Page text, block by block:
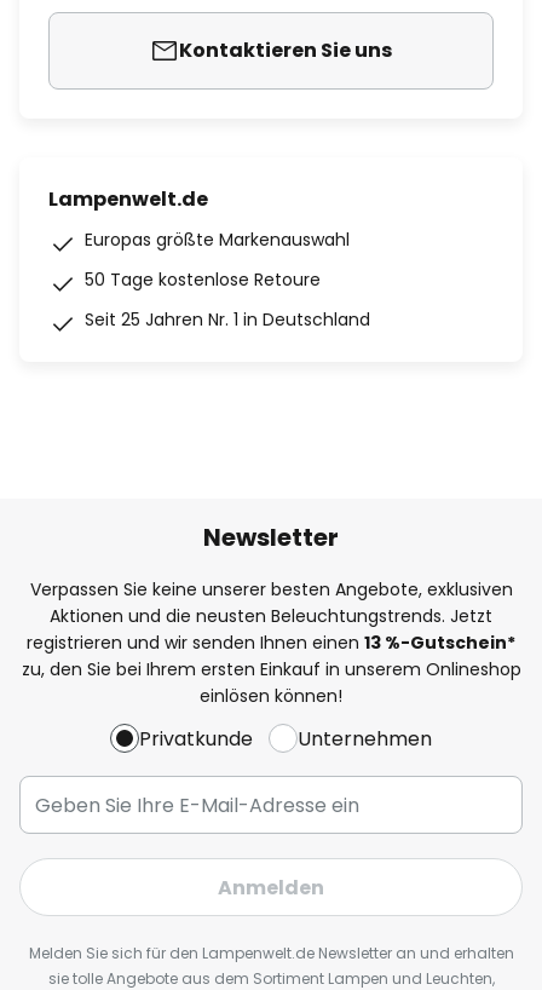
Kontaktieren Sie uns
Lampenwelt.de
Europas größte Markenauswahl
50 Tage kostenlose Retoure
Seit 25 Jahren Nr. 1 in Deutschland
Newsletter
Verpassen Sie keine unserer besten Angebote, exklusiven
Aktionen und die neusten Beleuchtungstrends. Jetzt
registrieren und wir senden Ihnen einen 13 %-Gutschein*
zu, den Sie bei Ihrem ersten Einkauf in unserem Onlineshop
einlösen können!
Privatkunde Unternehmen
Anmelden
Melden Sie sich für den Lampenwelt.de Newsletter an und erhalten
sie tolle Angebote aus dem Sortiment Lampen und Leuchten,